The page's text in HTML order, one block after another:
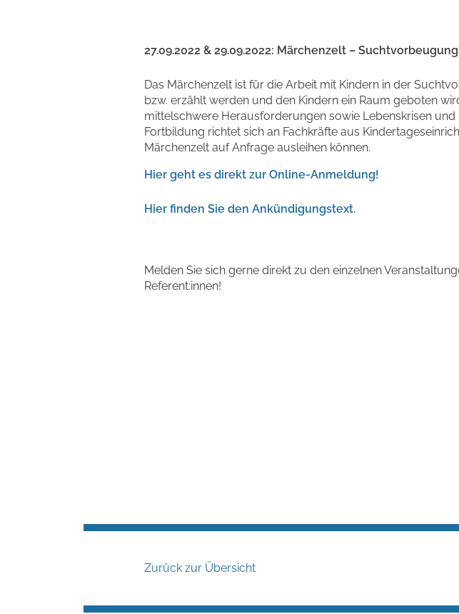
27.09.2022 & 29.09.2022: Märchenzelt –
Das Märchenzelt ist für die Arbeit mit Kindern in der
bzw. erzählt werden und den Kindern ein Raum geboten
mittelschwere Herausforderungen sowie Lebenskrisen
Fortbildung richtet sich an Fachkräfte aus
Märchenzelt auf Anfrage ausleihen können.
Hier geht es direkt zur Online-Anmeldung!
Hier finden Sie den Ankündigungstext.
Melden Sie sich gerne direkt zu den einzelnen
Referent:innen!
Zurück zur Übersicht